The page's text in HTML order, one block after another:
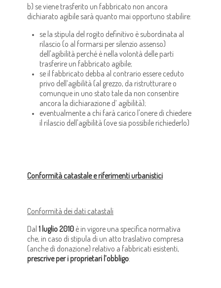
b) se viene trasferito un fabbricato non ancora
dichiarato agibile sarà quanto mai opportuno stabilire:
se la stipula del rogito definitivo è subordinata al
rilascio (o al formarsi per silenzio assenso)
dell'agibilità perché è nella volontà delle parti
trasferire un fabbricato agibile;
se il fabbricato debba al contrario essere ceduto
privo dell’agibilità (al grezzo, da ristrutturare o
comunque in uno stato tale da non consentire
ancora la dichiarazione d’ agibilità);
eventualmente a chi farà carico l'onere di chiedere
il rilascio dell'agibilità (ove sia possibile richiederlo)
Conformità catastale e riferimenti urbanistici
Conformità dei dati catastali
Dal 1 luglio 2010 è in vigore una specifica normativa
che, in caso di stipula di un atto traslativo compresa
(anche di donazione) relativo a fabbricati esistenti,
prescrive per i proprietari l’obbligo: